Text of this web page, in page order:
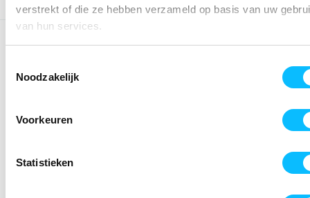
verstrekt of die ze hebben verzameld op basis van uw
van hun services.
Noodzakelijk
Voorkeuren
Statistieken
OMSCHRIJVING
Eenvoudig, hoogwaardig presentatiejack voor een uniform
optreden bij de wedstrijd of het spelen. Licht en elastisch
onderkant; Zakken met blinde ritssluiting opzij; Kleine
opstaande kraag; Zonder binnenvoering; ERIMA slogan op